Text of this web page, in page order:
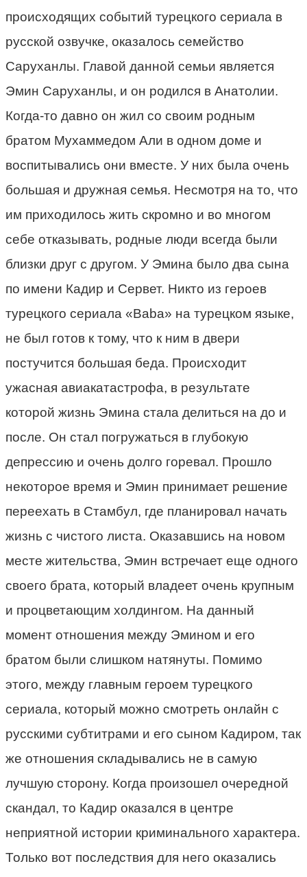
происходящих событий турецкого сериала в
русской озвучке, оказалось семейство
Саруханлы. Главой данной семьи является
Эмин Саруханлы, и он родился в Анатолии.
Когда-то давно он жил со своим родным
братом Мухаммедом Али в одном доме и
воспитывались они вместе. У них была очень
большая и дружная семья. Несмотря на то, что
им приходилось жить скромно и во многом
себе отказывать, родные люди всегда были
близки друг с другом. У Эмина было два сына
по имени Кадир и Сервет. Никто из героев
турецкого сериала «Baba» на турецком языке,
не был готов к тому, что к ним в двери
постучится большая беда. Происходит
ужасная авиакатастрофа, в результате
которой жизнь Эмина стала делиться на до и
после. Он стал погружаться в глубокую
депрессию и очень долго горевал. Прошло
некоторое время и Эмин принимает решение
переехать в Стамбул, где планировал начать
жизнь с чистого листа. Оказавшись на новом
месте жительства, Эмин встречает еще одного
своего брата, который владеет очень крупным
и процветающим холдингом. На данный
момент отношения между Эмином и его
братом были слишком натянуты. Помимо
этого, между главным героем турецкого
сериала, который можно смотреть онлайн с
русскими субтитрами и его сыном Кадиром, так
же отношения складывались не в самую
лучшую сторону. Когда произошел очередной
скандал, то Кадир оказался в центре
неприятной истории криминального характера.
Только вот последствия для него оказались